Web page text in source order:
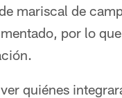
mariscal de
por lo
quiénes